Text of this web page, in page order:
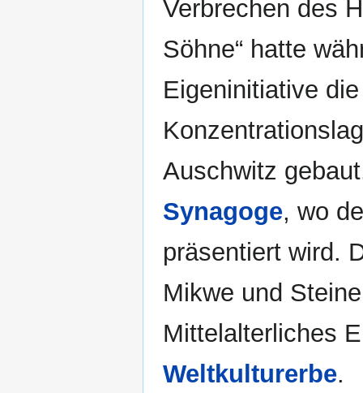
Verbrechen des
Söhne“ hatte
Eigeninitiative
Auschwitz
Synagoge, wo
präsentiert wird.
Mikwe und
Mittelalterliches
Weltkulturerbe.